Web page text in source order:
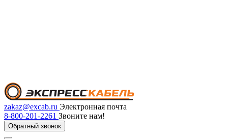
zakaz@excab.ru Электронная почта
8-800-201-2261 Звоните нам!
Обратный звонок